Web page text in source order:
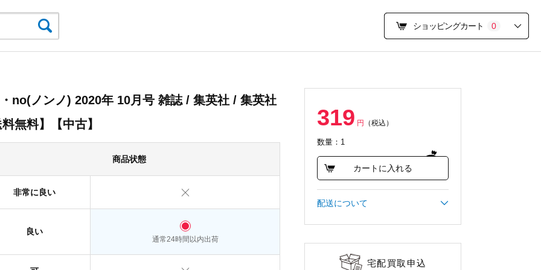
ショッピングカート 0
319 円 （税込）
数量：1
カートに入れる
配送について
宅配買取申込
no(ノンノ) 2020年 10月号 雑誌 / 集英社 / 集英社
無料】【中古】
商品状態
非常に良い
良い
通常24時間以内出荷